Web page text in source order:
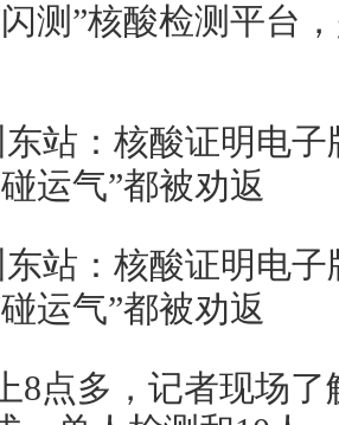
测”核酸检测平台
8点多，记者现场